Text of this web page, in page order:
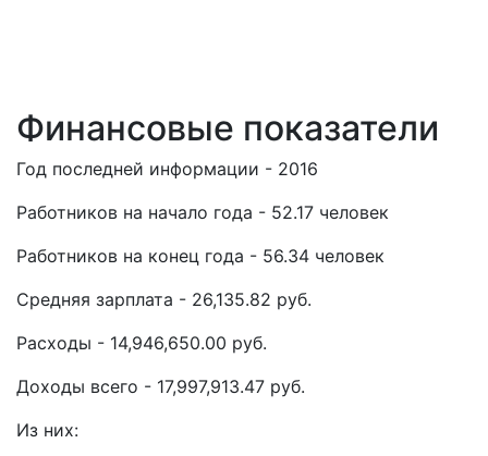
Финансовые показатели
Год последней информации - 2016
Работников на начало года - 52.17 человек
Работников на конец года - 56.34 человек
Средняя зарплата - 26,135.82 руб.
Расходы - 14,946,650.00 руб.
Доходы всего - 17,997,913.47 руб.
Из них: